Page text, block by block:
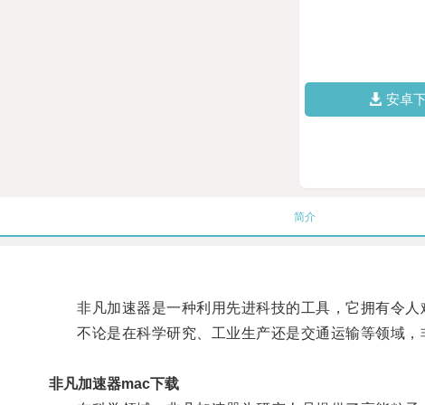
安卓
简介
非凡加速器是一种利用先进科技的工具，它拥有令人
不论是在科学研究、工业生产还是交通运输等领域，
非凡加速器mac下载